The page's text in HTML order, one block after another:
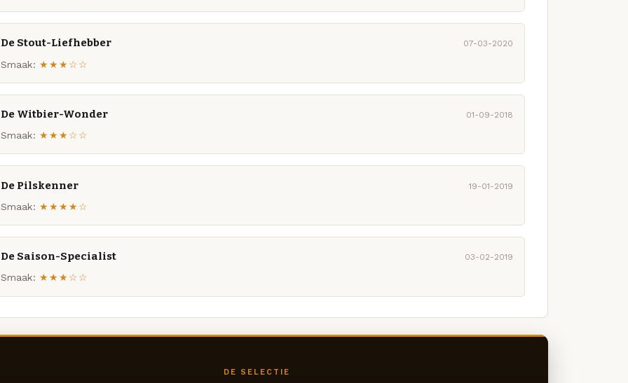
De Stout-Liefhebber 07-03-2020
Smaak: ★★★☆☆
De Witbier-Wonder 01-09-2018
Smaak: ★★★☆☆
De Pilskenner 19-01-2019
Smaak: ★★★★☆
De Saison-Specialist 03-02-2019
Smaak: ★★★☆☆
DE SELECTIE